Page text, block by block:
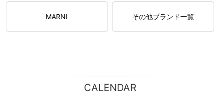
MARNI その他ブランド一覧
CALENDAR